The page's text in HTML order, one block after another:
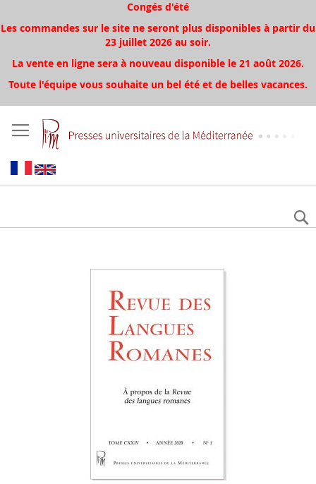
Congés d'été
Les commandes sur le site ne seront plus disponibles à partir du
23 juillet 2026 au soir.
La vente en ligne sera à nouveau disponible le 21 août 2026.
Toute l'équipe vous souhaite un bel été et de belles vacances.